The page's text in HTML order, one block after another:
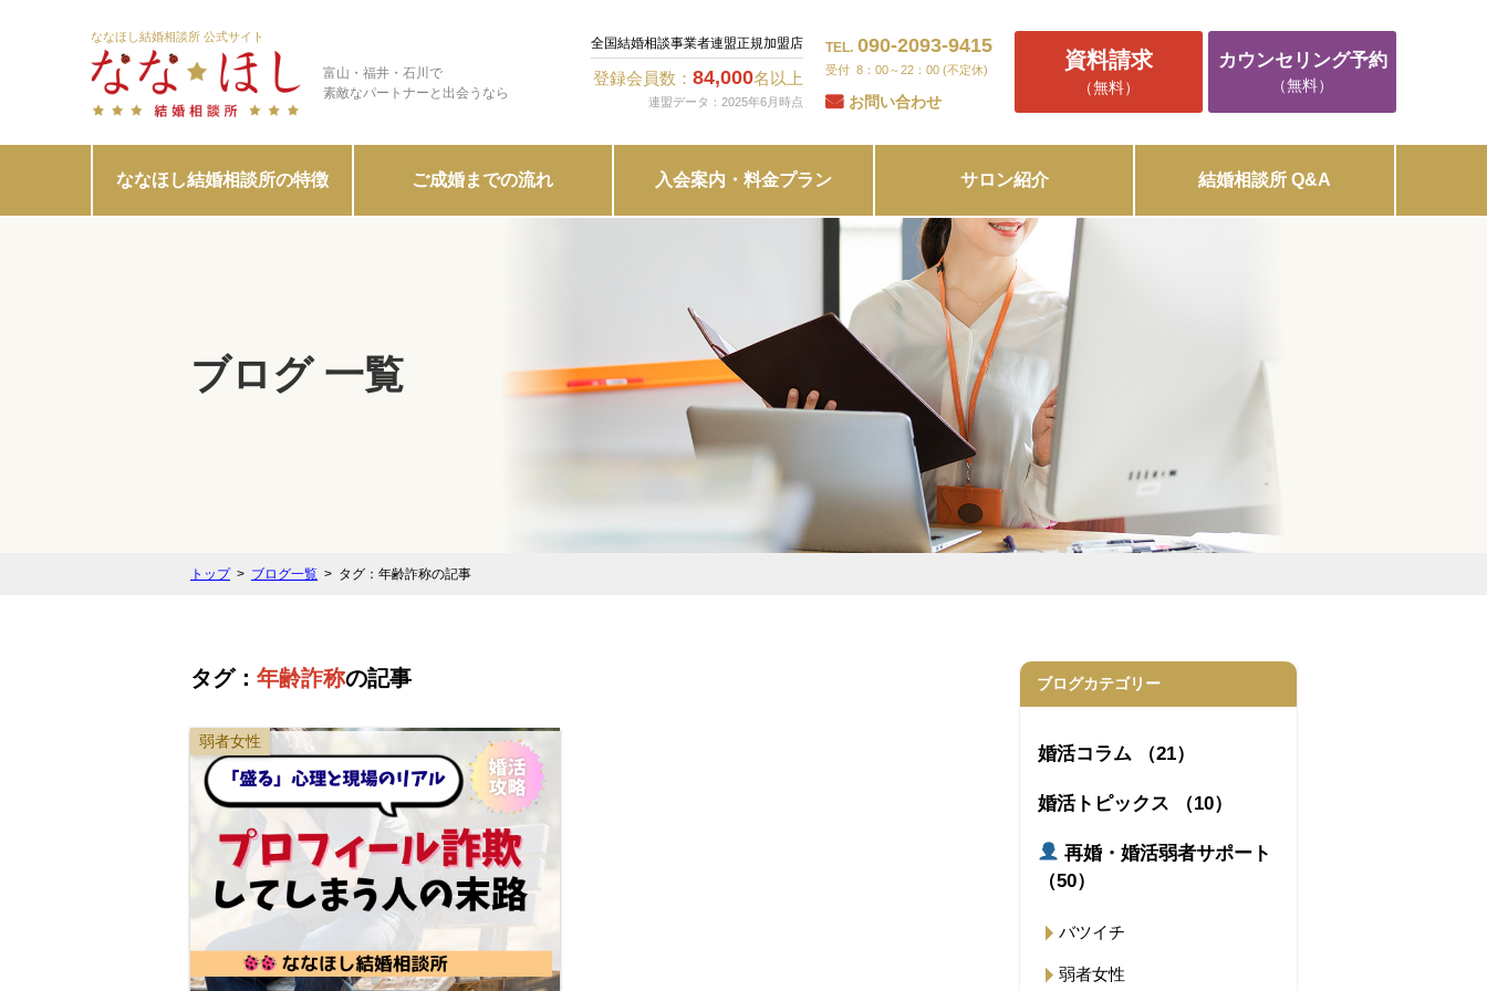
ななほし結婚相談所 公式サイト
富山・福井・石川で
素敵なパートナーと出会うなら
全国結婚相談事業者連盟正規加盟店
登録会員数： 84,000名以上
連盟データ：2025年6月時点
TEL. 090-2093-9415
8：00～22：00 (不定休)
お問い合わせ
資料請求
（無料）
カウンセリング予約
（無料）
ななほし結婚相談所の特徴 ご成婚までの流れ 入会案内・料金プラン サロン紹介 結婚相談所 Q&A
ブログ 一覧
トップ ブログ一覧 タグ：年齢詐称の記事
タグ： 年齢詐称の記事
弱者女性
ブログカテゴリー
婚活コラム （21）
婚活トピックス （10）
再婚・婚活弱者サポート
（50）
バツイチ
弱者女性